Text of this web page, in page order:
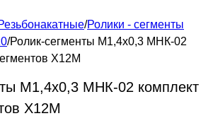
/Ролики - сегменты
/Ролик-сегменты М1,4х0,3 МНК-02
Х12М
М1,4х0,3 МНК-02 комплект
Х12М